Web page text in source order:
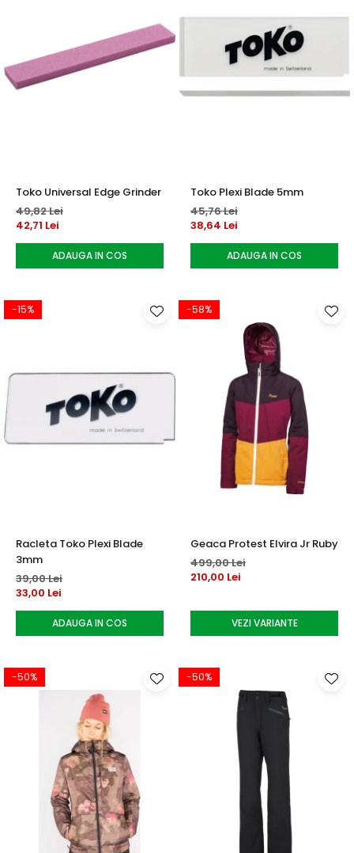
Toko Universal Edge Grinder
49,82 Lei
42,71 Lei
ADAUGA IN COS
Toko Plexi Blade 5mm
45,76 Lei
38,64 Lei
ADAUGA IN COS
-15%
Racleta Toko Plexi Blade
3mm
39,00 Lei
33,00 Lei
ADAUGA IN COS
-58%
Geaca Protest Elvira Jr Ruby
499,00 Lei
210,00 Lei
VEZI VARIANTE
-50% -50%